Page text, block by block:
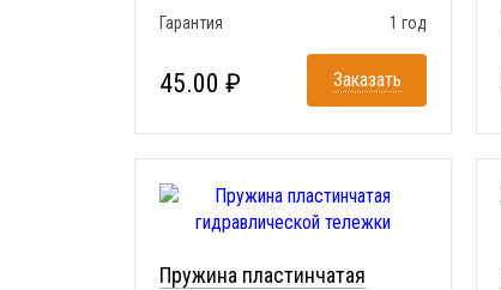
Гарантия
1 год
45.00 ₽ Заказать
Пружина пластинчатая